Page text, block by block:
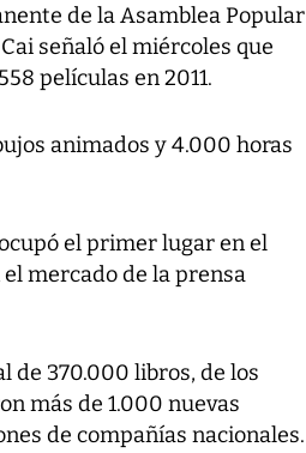
de la Asamblea Popular
señaló el miércoles que
películas en 2011.
animados y 4.000 horas
el primer lugar en el
mercado de la prensa
de 370.000 libros, de los
más de 1.000 nuevas
de compañías nacionales.